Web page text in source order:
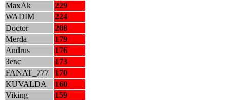
MaxAk
229
WADIM
224
Doctor
208
Merda
179
Andrus
176
Зевс
173
FANAT_777
170
KUVALDA
160
Viking
159